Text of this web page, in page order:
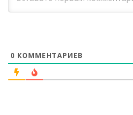
0 КОММЕНТАРИЕВ